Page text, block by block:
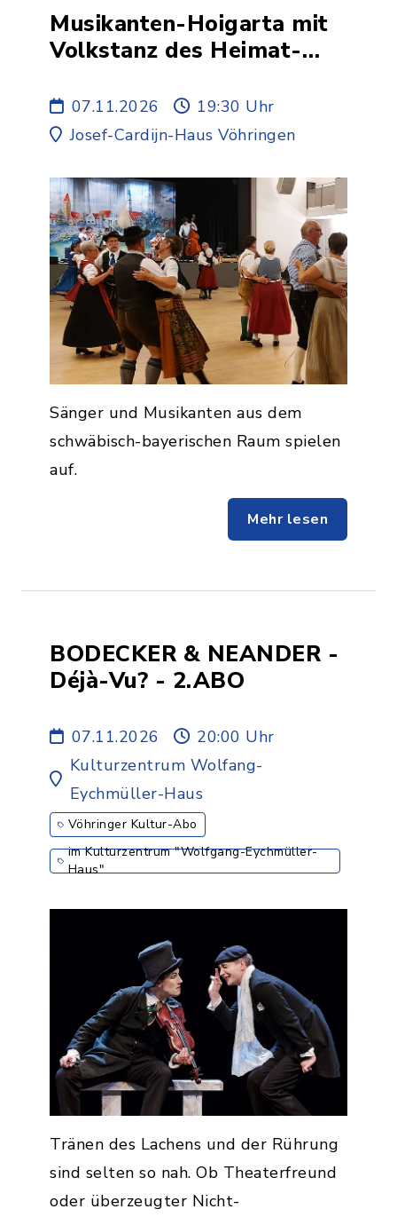
Musikanten-Hoigarta mit
Volkstanz des Heimat-
D'Illertaler Vöhringen e.V.
07.11.2026
19:30 Uhr
Josef-Cardijn-Haus Vöhringen
Sänger und Musikanten aus dem
schwäbisch-bayerischen Raum spielen
auf.
Mehr lesen
BODECKER & NEANDER -
Déjà-Vu? - 2.ABO
07.11.2026
20:00 Uhr
Kulturzentrum Wolfang-
Eychmüller-Haus
Vöhringer Kultur-Abo
im Kulturzentrum "Wolfgang-Eychmüller-
Haus"
Tränen des Lachens und der Rührung
sind selten so nah. Ob Theaterfreund
oder überzeugter Nicht-